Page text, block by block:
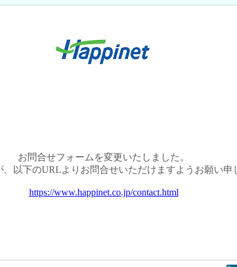
お問合せフォームを変更いたしました。
以下のURLよりお問合せいただけますようお願い申
https://www.happinet.co.jp/contact.html